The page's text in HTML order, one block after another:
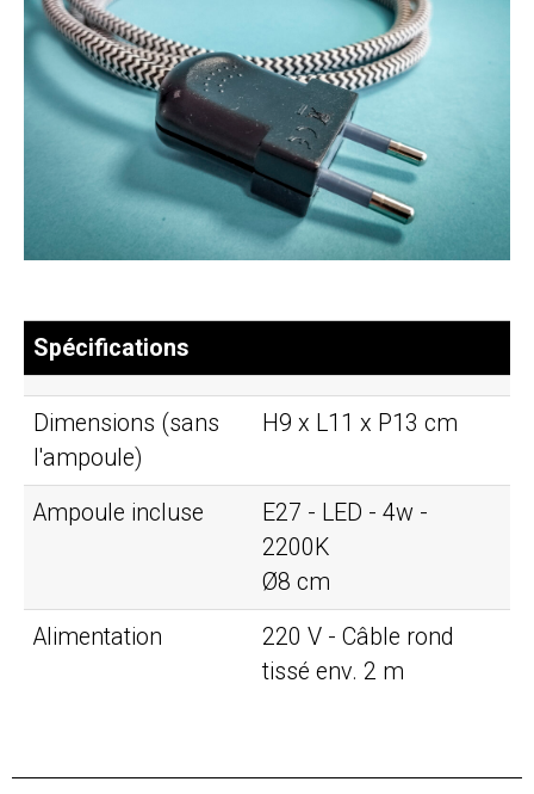
Spécifications
Dimensions (sans
l'ampoule)
H9 x L11 x P13 cm
Ampoule incluse
E27 - LED - 4w -
2200K
Ø8 cm
Alimentation
220 V - Câble rond
tissé env. 2 m